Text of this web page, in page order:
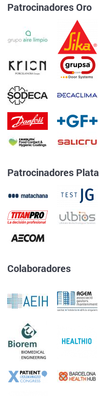
Patrocinadores Oro
Patrocinadores Plata
Colaboradores